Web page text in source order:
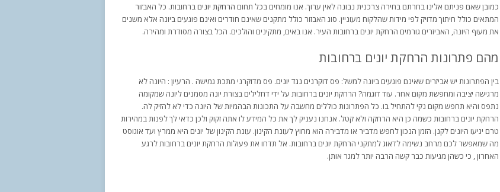
כמובן שאם פניתם אלינו בחרתם בחירה צרכנית נבונה לאין ערוך. אנו מומחים בכל תחום הרחקת יוניםברחובות. כל האבזור
המתאים כולל חיתוך מדויק לפי מידות שהלקוח מעוניין. סוג האבזור כולל מתקנים שאינם חודרים ואינם פוגעים ביונה אלא משנים
את מעוף היונה, האביזרים גורמים הרחקת יונים ברחובות העיר. אנו באים, מתקינים והולכים. הכל בצורה מסודרת ומהירה.
מהם פתרונות הרחקת יונים ברחובות
בין הפתרונות יש אביזרים שאינם פוגעים ביונה למשל: פס דוקרנים נגד יונים. פס מדוקרני מתכת גמישה . הרעיון : היונה לא
מרגישה יציבה ומחפשת מקום אחר. עוד דוגמה? הרחקת יונים ברחובות על ידי דחלילים בצורת יונה מסמנים ליונה שמקומה
נתפס והיא תחפש מקום נקי להתחיל בו. כל הפתרונות כוללים מחשבה על התכונות הבהמיות של היונה כדי לא להזיק לה.
הרחקת יונים ברחובות כשמה כן היא הרחקה ולא קטל. אנחנו נעניק לך את כל המידע לו אתה זקוק ולכן כדאי לך לפנות במהירות
טרם יגיעו היונים לקנן. הזמן הנכון לחפש מדביר או מדבירה הוא מחוץ לעונת הקינון. עונת הקינון של יונים היא ממרץ ועד אוגוסט
מה שמאפשר לכם מרחב נשימה לדאוג למתקני הרחקת יונים ברחובות. אל תדחו את פעולות הרחקת יונים ברחובות לרגע
האחרון , כי כשהן מגיעות כבר קשה הרבה יותר למגר אותן.